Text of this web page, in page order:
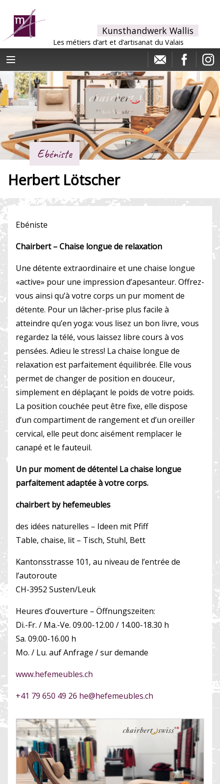
Kunsthandwerk Wallis
Les métiers d’art et d’artisanat du Valais
Ebéniste
Herbert Lötscher
Ebéniste
Chairbert – Chaise longue de relaxation
Une détente extraordinaire et une chaise longue
«active» pour une impression d’apesanteur. Offrez-
vous ainsi qu’à votre corps un pur moment de
détente. Pour un lâcher-prise plus facile à
atteindre qu’en yoga: vous lisez un bon livre, vous
regardez la télé, vous laissez libre cours à vos
pensées. Adieu le stress! La chaise longue de
relaxation est parfaitement équilibrée. Elle vous
permet de changer de position en douceur,
simplement en déplaçant le poids de votre poids.
La position couchée peut être fixe, elle dispose
d’un compartiment de rangement et d’un oreiller
cervical, elle peut donc aisément remplacer le
canapé et le fauteuil.
Un pur moment de détente! La chaise longue
parfaitement adaptée à votre corps.
chairbert by hefemeubles
des idées naturelles – Ideen mit Pfiff
Table, chaise, lit – Tisch, Stuhl, Bett
Kantonsstrasse 101, au niveau de l’entrée de
l’autoroute
CH-3952 Susten/Leuk
Heures d’ouverture – Öffnungszeiten:
Di.-Fr. / Ma.-Ve. 09.00-12.00 / 14.00-18.30 h
Sa. 09.00-16.00 h
Mo. / Lu. auf Anfrage / sur demande
www.hefemeubles.ch
+41 79 650 49 26 he@hefemeubles.ch